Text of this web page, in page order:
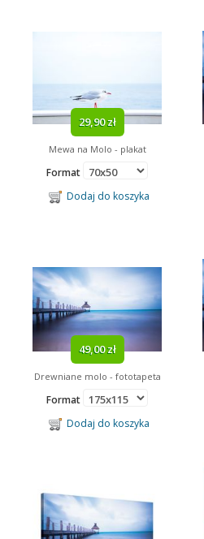
29,90 zł
Mewa na Molo - plakat
Format
Dodaj do koszyka
49,00 zł
Drewniane molo - fototapeta
Format
Dodaj do koszyka